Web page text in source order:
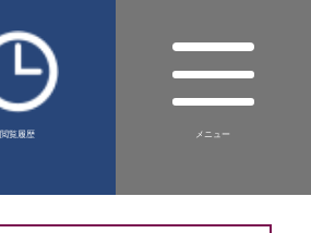
閲覧履歴 メニュー